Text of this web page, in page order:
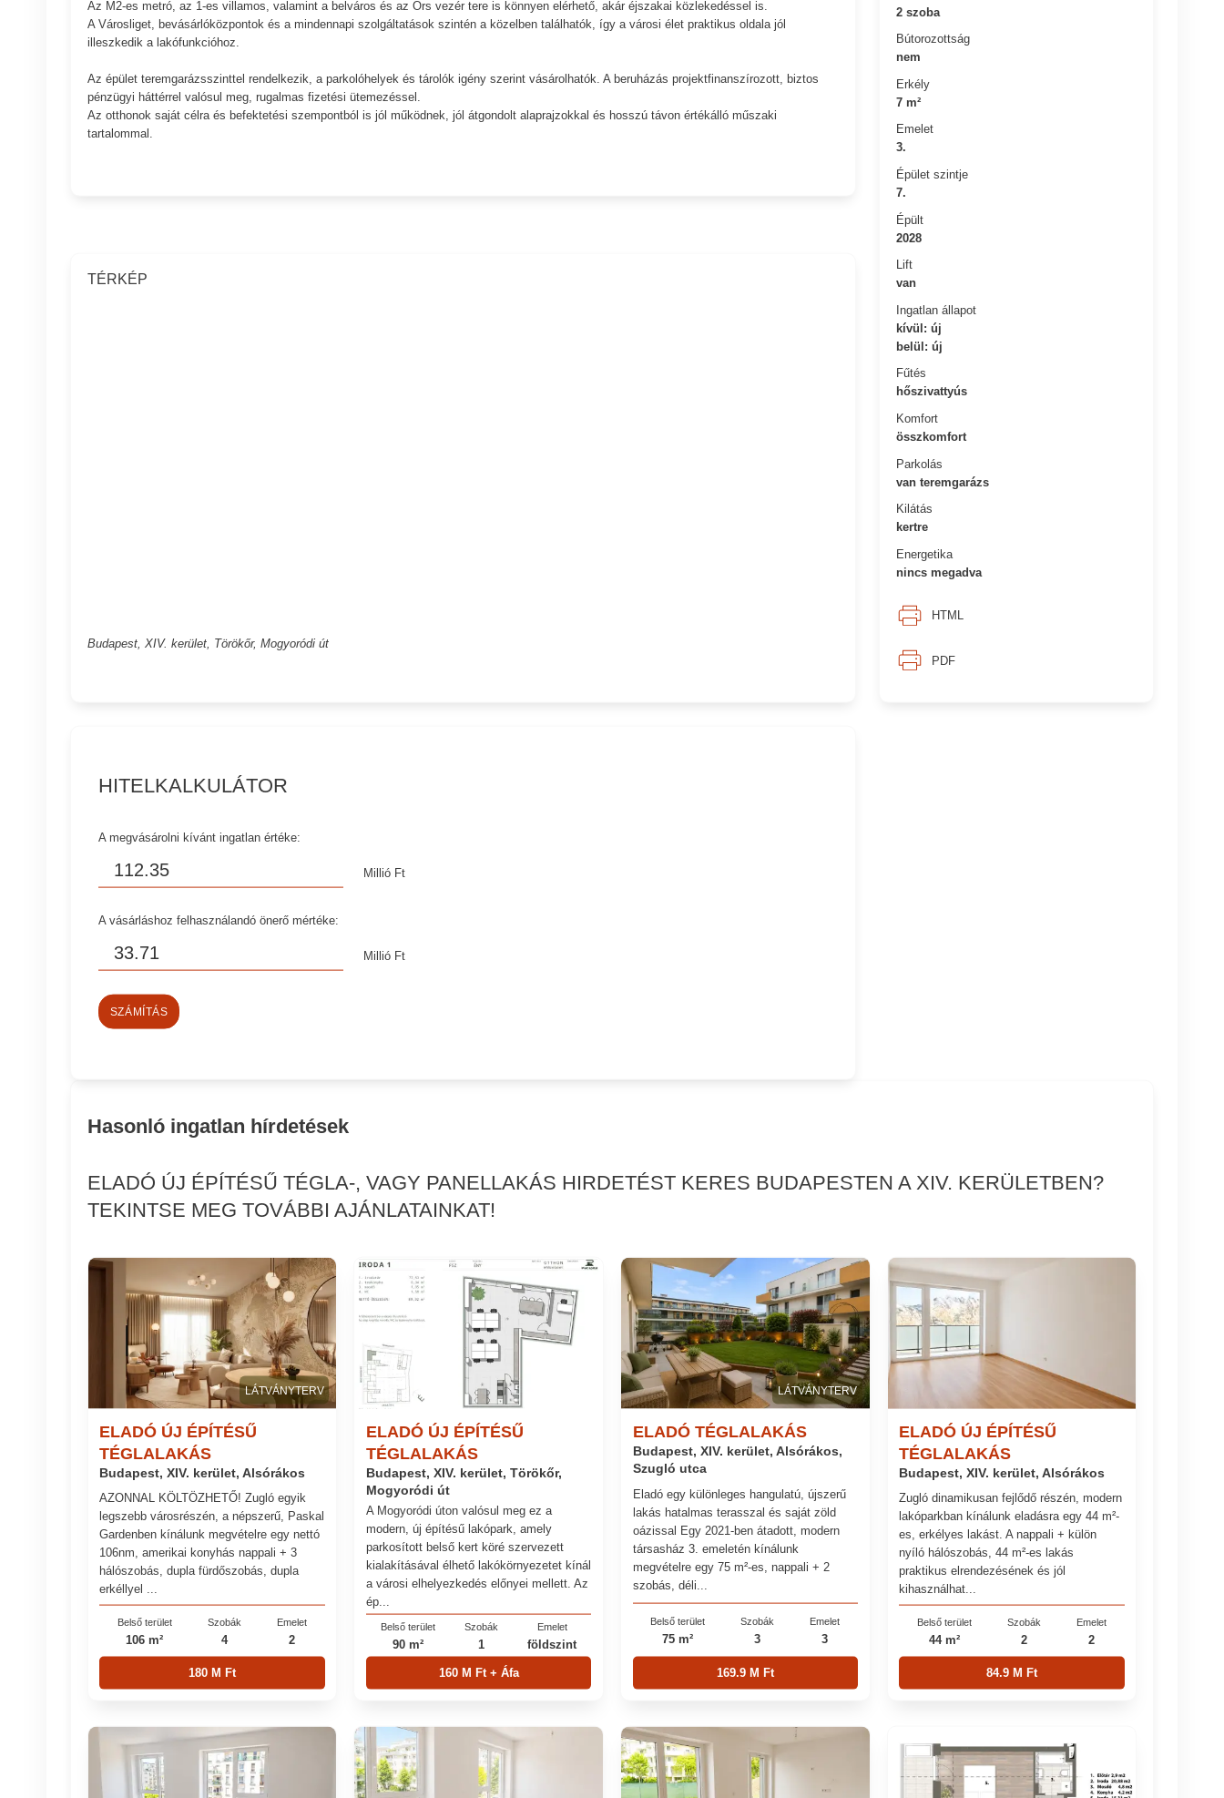
2 szoba
Bútorozottság
nem
Erkély
7 m²
Emelet
3.
Épület szintje
7.
Épült
2028
Lift
van
Ingatlan állapot
kívül: új
belül: új
Fűtés
hőszivattyús
Komfort
összkomfort
Parkolás
van teremgarázs
Kilátás
kertre
Energetika
nincs megadva
HTML
PDF
Az M2-es metró, az 1-es villamos, valamint a belváros és az Örs vezér tere is könnyen elérhető, akár éjszakai közlekedéssel is.
A Városliget, bevásárlóközpontok és a mindennapi szolgáltatások szintén a közelben találhatók, így a városi élet praktikus oldala jól
illeszkedik a lakófunkcióhoz.
Az épület teremgarázsszinttel rendelkezik, a parkolóhelyek és tárolók igény szerint vásárolhatók. A beruházás projektfinanszírozott, biztos
pénzügyi háttérrel valósul meg, rugalmas fizetési ütemezéssel.
Az otthonok saját célra és befektetési szempontból is jól működnek, jól átgondolt alaprajzokkal és hosszú távon értékálló műszaki
tartalommal.
TÉRKÉP
Budapest, XIV. kerület, Törökőr, Mogyoródi út
HITELKALKULÁTOR
A megvásárolni kívánt ingatlan értéke:
Millió Ft
A vásárláshoz felhasználandó önerő mértéke:
Millió Ft
SZÁMÍTÁS
Hasonló ingatlan hírdetések
ELADÓ ÚJ ÉPÍTÉSŰ TÉGLA-, VAGY PANELLAKÁS HIRDETÉST KERES BUDAPESTEN A XIV. KERÜLETBEN?
TEKINTSE MEG TOVÁBBI AJÁNLATAINKAT!
LÁTVÁNYTERV
ELADÓ ÚJ ÉPÍTÉSŰ
TÉGLALAKÁS
Budapest, XIV. kerület, Alsórákos
AZONNAL KÖLTÖZHETŐ! Zugló egyik
legszebb városrészén, a népszerű, Paskal
Gardenben kínálunk megvételre egy nettó
106nm, amerikai konyhás nappali + 3
hálószobás, dupla fürdőszobás, dupla
erkéllyel ...
Belső terület
106 m²
Szobák
4
Emelet
2
180 M Ft
ELADÓ ÚJ ÉPÍTÉSŰ
TÉGLALAKÁS
Budapest, XIV. kerület, Törökőr,
Mogyoródi út
A Mogyoródi úton valósul meg ez a
modern, új építésű lakópark, amely
parkosított belső kert köré szervezett
kialakításával élhető lakókörnyezetet kínál
a városi elhelyezkedés előnyei mellett. Az
ép...
Belső terület
90 m²
Szobák
1
Emelet
földszint
160 M Ft + Áfa
LÁTVÁNYTERV
ELADÓ TÉGLALAKÁS
Budapest, XIV. kerület, Alsórákos,
Szugló utca
Eladó egy különleges hangulatú, újszerű
lakás hatalmas terasszal és saját zöld
oázissal Egy 2021-ben átadott, modern
társasház 3. emeletén kínálunk
megvételre egy 75 m²-es, nappali + 2
szobás, déli...
Belső terület
75 m²
Szobák
3
Emelet
3
169.9 M Ft
ELADÓ ÚJ ÉPÍTÉSŰ
TÉGLALAKÁS
Budapest, XIV. kerület, Alsórákos
Zugló dinamikusan fejlődő részén, modern
lakóparkban kínálunk eladásra egy 44 m²-
es, erkélyes lakást. A nappali + külön
nyíló hálószobás, 44 m²-es lakás
praktikus elrendezésének és jól
kihasználhat...
Belső terület
44 m²
Szobák
2
Emelet
2
84.9 M Ft